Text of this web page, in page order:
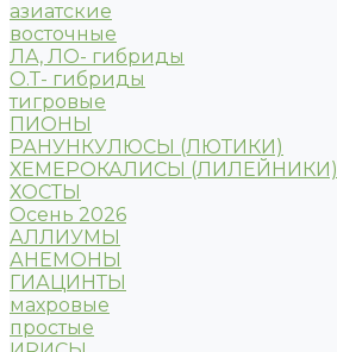
азиатские
восточные
ЛА, ЛО- гибриды
О.Т- гибриды
тигровые
ПИОНЫ
РАНУНКУЛЮСЫ (ЛЮТИКИ)
ХЕМЕРОКАЛИСЫ (ЛИЛЕЙНИКИ)
ХОСТЫ
Осень 2026
АЛЛИУМЫ
АНЕМОНЫ
ГИАЦИНТЫ
махровые
простые